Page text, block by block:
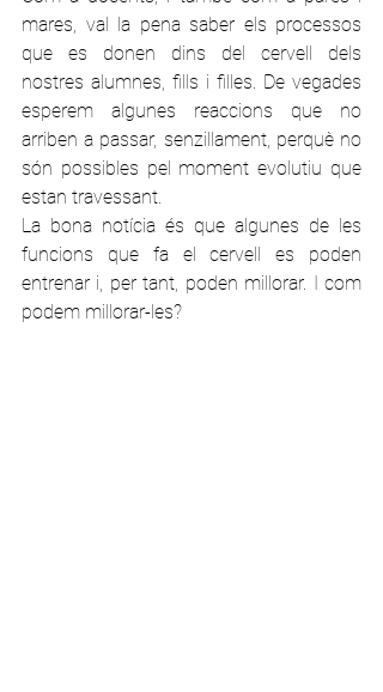
mares, val la pena saber els processos
que es donen dins del cervell dels
nostres alumnes, fills i filles. De vegades
esperem algunes reaccions que no
arriben a passar, senzillament, perquè no
són possibles pel moment evolutiu que
estan travessant.
La bona notícia és que algunes de les
funcions que fa el cervell es poden
entrenar i, per tant, poden millorar. I com
podem millorar-les?